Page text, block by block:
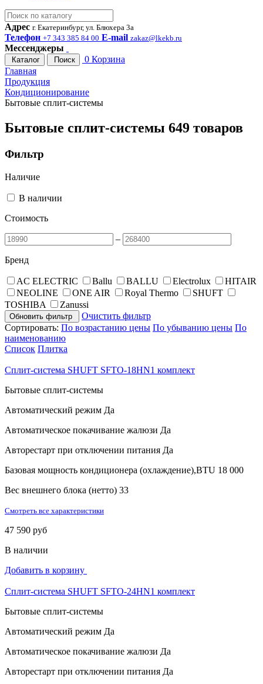
Адрес г. Екатеринбург, ул. Блюхера 3а
Телефон +7 343 385 84 00 E-mail zakaz@lkekb.ru
Мессенджеры
Каталог Поиск 0 Корзина
Главная
Продукция
Кондиционирование
Бытовые сплит-системы
Бытовые сплит-системы 649 товаров
Фильтр
Наличие
В наличии
Стоимость
–
Бренд
AC ELECTRIC Ballu BALLU Electrolux
HITAIR
NEOLINE
ONE AIR Royal Thermo
SHUFT
TOSHIBA
Zanussi
Обновить фильтр
Очистить фильтр
Сортировать: По возрастанию цены По убыванию цены По
наименованию
Список Плитка
Сплит-система SHUFT SFTO-18HN1 комплект
Бытовые сплит-системы
Автоматический режим Да
Автоматическое покачивание жалюзи Да
Авторестарт при отключении питания Да
Базовая мощность кондиционера (охлаждение),BTU 18 000
Вес внешнего блока (нетто) 33
Смотреть все характеристики
47 590 руб
В наличии
Добавить в корзину
Сплит-система SHUFT SFTO-24HN1 комплект
Бытовые сплит-системы
Автоматический режим Да
Автоматическое покачивание жалюзи Да
Авторестарт при отключении питания Да